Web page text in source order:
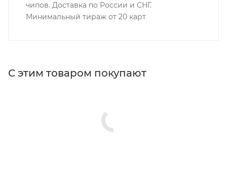
чипов. Доставка по России и СНГ.
Минимальный тираж от 20 карт
С этим товаром покупают